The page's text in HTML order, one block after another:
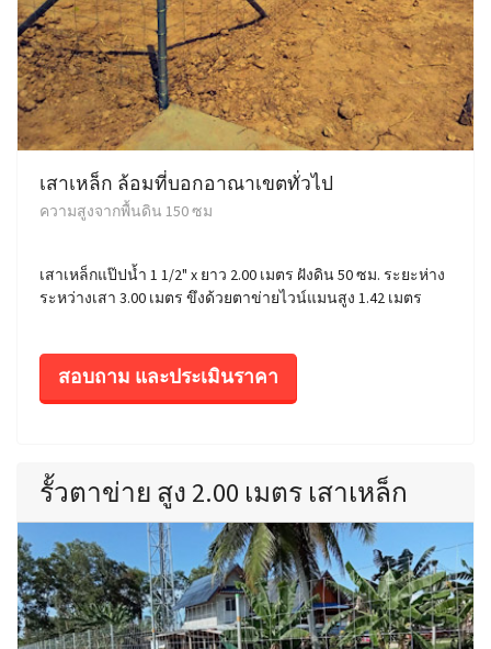
เสาเหล็ก ล้อมที่บอกอาณาเขตทั่วไป
ความสูงจากพื้นดิน 150 ซม
เสาเหล็กแป๊ปน้ำ 1 1/2" x ยาว 2.00 เมตร ฝังดิน 50 ซม. ระยะห่าง
ระหว่างเสา 3.00 เมตร ขึงด้วยตาข่ายไวน์แมนสูง 1.42 เมตร
สอบถาม และประเมินราคา
รั้วตาข่าย สูง 2.00 เมตร เสาเหล็ก